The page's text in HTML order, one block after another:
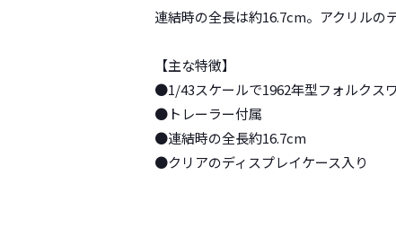
連結時の全長は約16.7cm。アクリルの
【主な特徴】
●1/43スケールで1962年型フォルクス
●トレーラー付属
●連結時の全長約16.7cm
●クリアのディスプレイケース入り